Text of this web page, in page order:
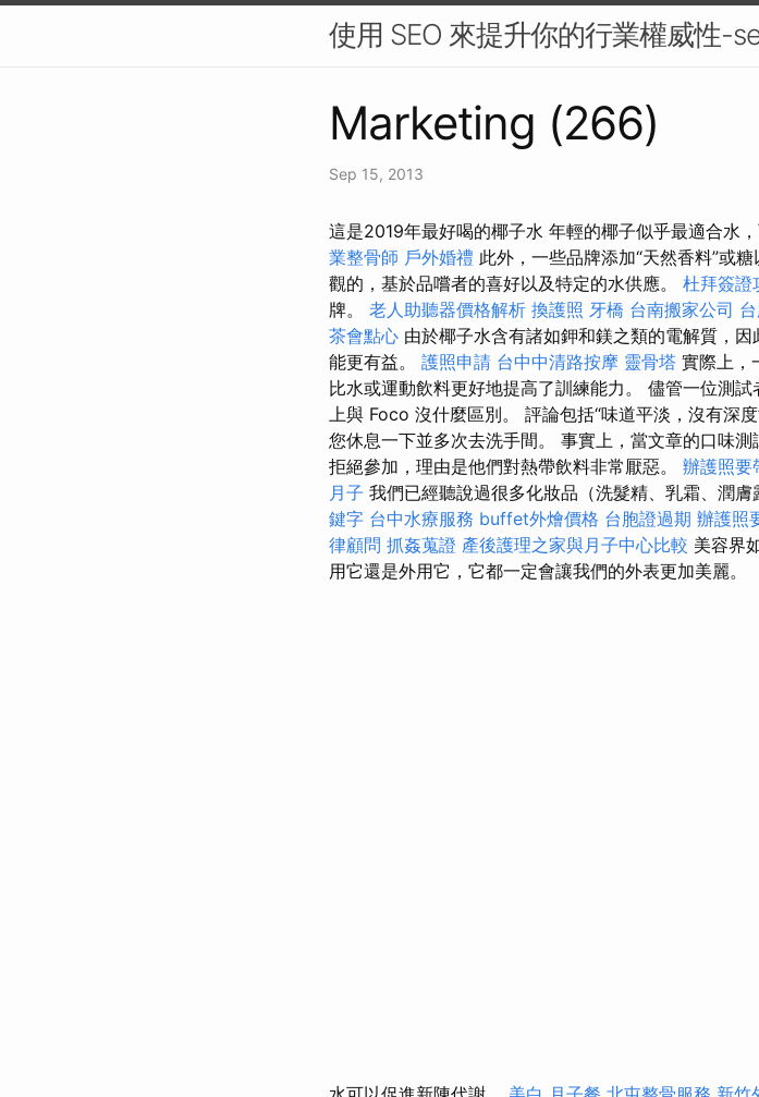
使用 SEO 來提升你的行業權威性-
Marketing (266)
Sep 15, 2013
這是2019年最好喝的椰子水 年輕的椰子似乎最適合水
業整骨師 戶外婚禮 此外，一些品牌添加“天然香料”或
觀的，基於品嚐者的喜好以及特定的水供應。 杜拜簽證
牌。 老人助聽器價格解析 換護照 牙橋 台南搬家公司
茶會點心 由於椰子水含有諸如鉀和鎂之類的電解質，
能更有益。 護照申請 台中中清路按摩 靈骨塔 實際上，
比水或運動飲料更好地提高了訓練能力。 儘管一位測
上與 Foco 沒什麼區別。 評論包括“味道平淡，沒有深
您休息一下並多次去洗手間。 事實上，當文章的口味
拒絕參加，理由是他們對熱帶飲料非常厭惡。 辦護照要
月子 我們已經聽說過很多化妝品（洗髮精、乳霜、潤膚
鍵字 台中水療服務 buffet外燴價格 台胞證過期 辦護照
律顧問 抓姦蒐證 產後護理之家與月子中心比較 美容界
用它還是外用它，它都一定會讓我們的外表更加美麗。